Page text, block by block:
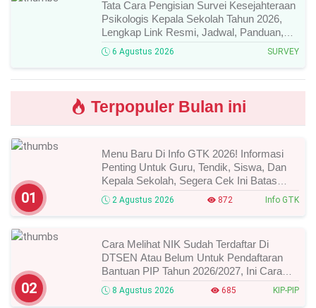
Tata Cara Pengisian Survei Kesejahteraan
Psikologis Kepala Sekolah Tahun 2026,
Lengkap Link Resmi, Jadwal, Panduan,
Dan Hal Yang Wajib Diperhatikan!
6 Agustus 2026 SURVEY
Terpopuler Bulan ini
01
Menu Baru Di Info GTK 2026! Informasi
Penting Untuk Guru, Tendik, Siswa, Dan
Kepala Sekolah, Segera Cek Ini Batas
Waktunya!
2 Agustus 2026 872 Info GTK
02
Cara Melihat NIK Sudah Terdaftar Di
DTSEN Atau Belum Untuk Pendaftaran
Bantuan PIP Tahun 2026/2027, Ini Cara
Cek Dan Syarat Perubahan Desil!
8 Agustus 2026 685 KIP-PIP